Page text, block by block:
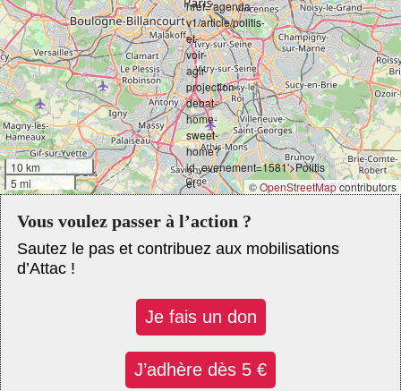
10 km
5 mi
©OpenStreetMapcontributors
Vous voulez passer à l’action ?
Sautez le pas et contribuez aux mobilisations
d’Attac !
Je fais un don
J’adhère dès 5 €